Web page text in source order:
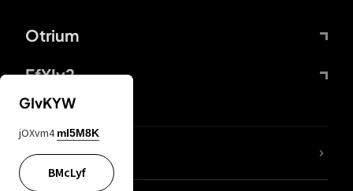
Otrium
FfYIy2
ZbBJcb
GIvKYW
jOXvm4 mI5M8K
BMcLyf